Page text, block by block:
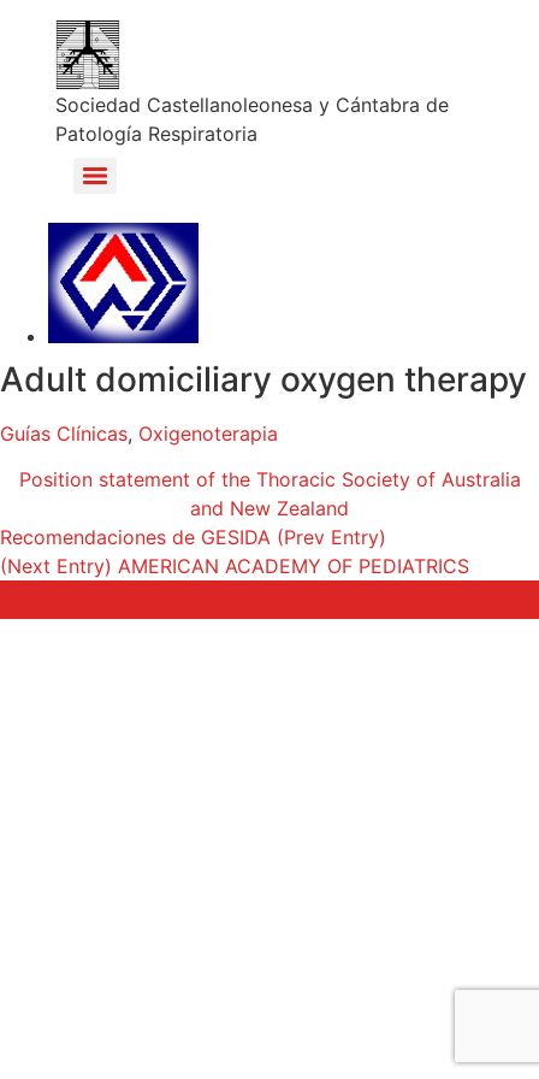
Sociedad Castellanoleonesa y Cántabra de
Patología Respiratoria
Adult domiciliary oxygen therapy
Guías Clínicas, Oxigenoterapia
Position statement of the Thoracic Society of Australia
and New Zealand
Recomendaciones de GESIDA (Prev Entry)
(Next Entry) AMERICAN ACADEMY OF PEDIATRICS